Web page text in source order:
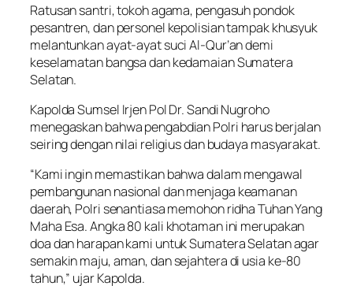
Ratusan santri, tokoh agama, pengasuh pondok
pesantren, dan personel kepolisian tampak khusyuk
melantunkan ayat-ayat suci Al-Qur’an demi
keselamatan bangsa dan kedamaian Sumatera
Selatan.
Kapolda Sumsel Irjen Pol Dr. Sandi Nugroho
menegaskan bahwa pengabdian Polri harus berjalan
seiring dengan nilai religius dan budaya masyarakat.
“Kami ingin memastikan bahwa dalam mengawal
pembangunan nasional dan menjaga keamanan
daerah, Polri senantiasa memohon ridha Tuhan Yang
Maha Esa. Angka 80 kali khotaman ini merupakan
doa dan harapan kami untuk Sumatera Selatan agar
semakin maju, aman, dan sejahtera di usia ke-80
tahun,” ujar Kapolda.